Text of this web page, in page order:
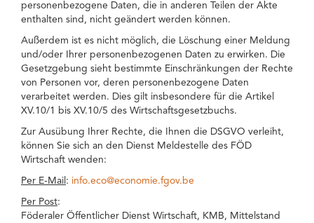
personenbezogene Daten, die in anderen Teilen der Akte
enthalten sind, nicht geändert werden können.
Außerdem ist es nicht möglich, die Löschung einer Meldung
und/oder Ihrer personenbezogenen Daten zu erwirken. Die
Gesetzgebung sieht bestimmte Einschränkungen der Rechte
von Personen vor, deren personenbezogene Daten
verarbeitet werden. Dies gilt insbesondere für die Artikel
XV.10/1 bis XV.10/5 des Wirtschaftsgesetzbuchs.
Zur Ausübung Ihrer Rechte, die Ihnen die DSGVO verleiht,
können Sie sich an den Dienst Meldestelle des FÖD
Wirtschaft wenden:
Per E-Mail : info.eco@economie.fgov.be
Per Post:
Föderaler Öffentlicher Dienst Wirtschaft, KMB, Mittelstand